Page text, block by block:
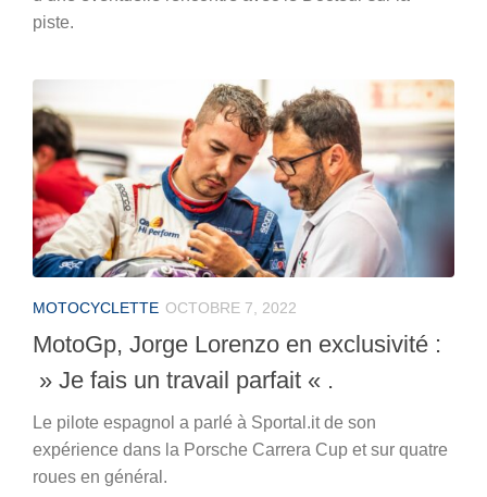
piste.
MOTOCYCLETTE OCTOBRE 7, 2022
MotoGp, Jorge Lorenzo en exclusivité :
» Je fais un travail parfait « .
Le pilote espagnol a parlé à Sportal.it de son
expérience dans la Porsche Carrera Cup et sur quatre
roues en général.